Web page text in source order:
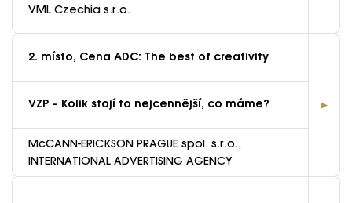
VML Czechia s.r.o.
2. místo, Cena ADC: The best of creativity
VZP – Kolik stojí to nejcennější, co máme?
McCANN-ERICKSON PRAGUE spol. s.r.o.,
INTERNATIONAL ADVERTISING AGENCY